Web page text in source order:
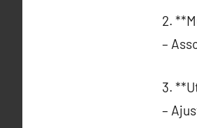
2.
–
3.
–